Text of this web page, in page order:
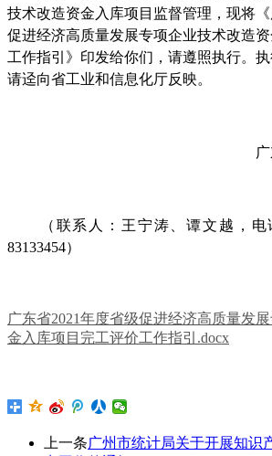
技术改造资金入库项目监督管理，现将
促进经济高质量发展专项企业技术改造
工作指引》印发给你们，请遵照执行。执
请迳向省工业和信息化厅反映。
（联系人：王宁涛、谭文越，电
83133454）
广东省2021年度省级促进经济高质量发
金入库项目完工评价工作指引.docx
上一条广州市统计局关于开展知识